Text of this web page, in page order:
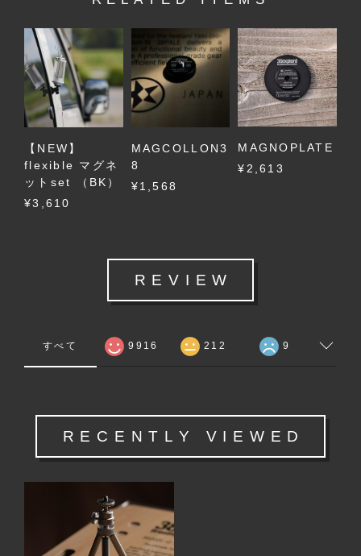
【NEW】
flexible マグネ
ットset （BK）
¥3,610
MAGCOLLON3
8
¥1,568
MAGNOPLATE
¥2,613
REVIEW
すべて 9916 212 9
RECENTLY VIEWED